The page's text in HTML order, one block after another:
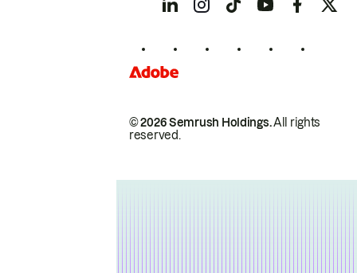
© 2026 Semrush Holdings.All rights
reserved.